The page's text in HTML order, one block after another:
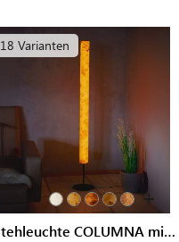
18 Varianten
+
Stehleuchte COLUMNA mit Fuß